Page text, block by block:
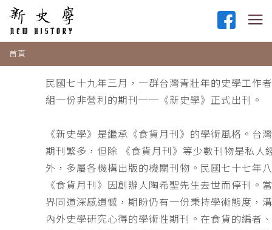
首頁
民國七十九年三月，一群台灣青壯年的史學工作
組一份非營利的期刊──《新史學》正式出刊。
《新史學》是繼承《食貨月刊》的學術風格。台
期刊繁多，但除 《食貨月刊》等少數刊物是私人
外，多屬各機構出版的機關刊物。民國七十七年
《食貨月刊》因創辦人陶希聖先生去世而停刊。
界同道深感遺憾，期盼仍有一份秉持學術態度，
內外史學研究心得的學術性期刊。在食貨的編者